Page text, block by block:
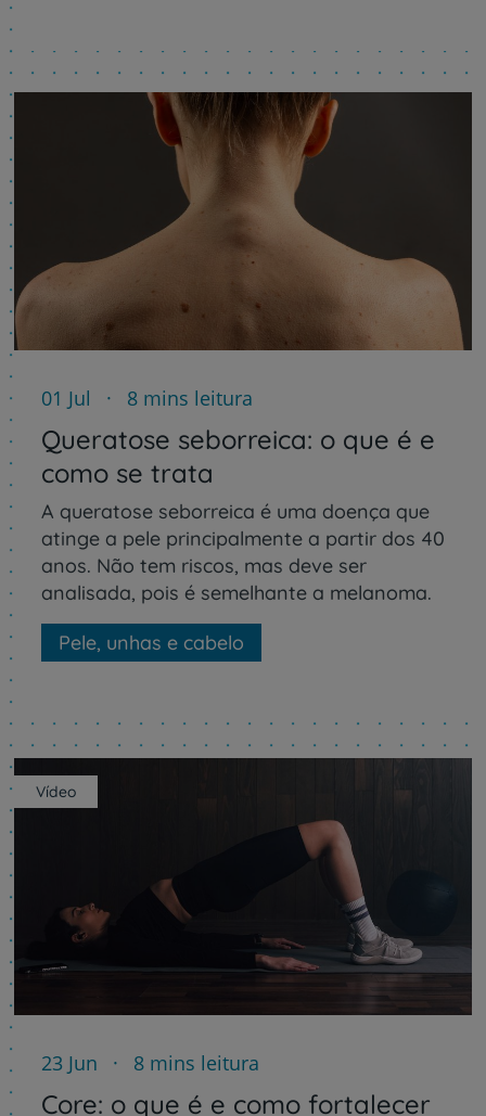
01 Jul 8 mins leitura
Queratose seborreica: o que é e
como se trata
A queratose seborreica é uma doença que
atinge a pele principalmente a partir dos 40
anos. Não tem riscos, mas deve ser
analisada, pois é semelhante a melanoma.
Pele, unhas e cabelo
Vídeo
23 Jun 8 mins leitura
Core: o que é e como fortalecer